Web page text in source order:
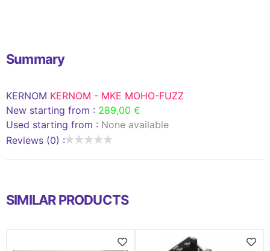
Summary
KERNOM KERNOM - MKE MOHO-FUZZ
New starting from : 289,00 €
Used starting from : None available
Reviews (0) :
SIMILAR PRODUCTS